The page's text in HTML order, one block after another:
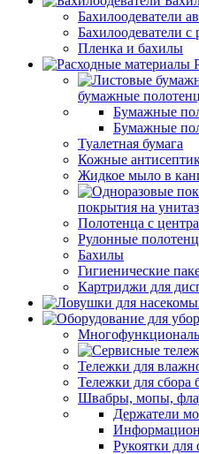
Бахилоодеватели
Бахилоодеватели с
Пленка и бахилы
бумажные
Бумажные
Бумажные
Туалетная бумага
Кожные
Жидкое мыло в
покрытия на унитаз
Полотенца с
Рулонные
Бахилы
Гигиенические
Картриджи для
Тележки для
Тележки для сбора
Швабры, мопы,
Держатели
Рукоятки для